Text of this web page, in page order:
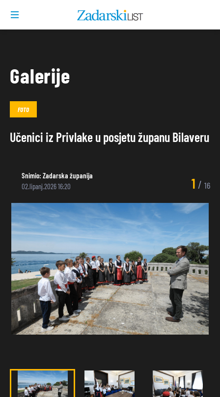
Galerije
FOTO
Učenici iz Privlake u posjetu županu Bilaveru
Snimio: Zadarska županija
02.lipanj.2026 16:20
1 / 16